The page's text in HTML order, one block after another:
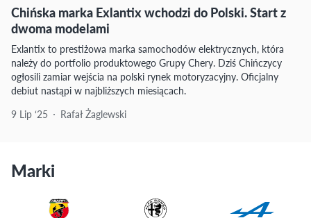
Chińska marka Exlantix wchodzi do Polski. Start z
dwoma modelami
Exlantix to prestiżowa marka samochodów elektrycznych, która
należy do portfolio produktowego Grupy Chery. Dziś Chińczycy
ogłosili zamiar wejścia na polski rynek motoryzacyjny. Oficjalny
debiut nastąpi w najbliższych miesiącach.
9 Lip ‘25
Rafał Żaglewski
Marki